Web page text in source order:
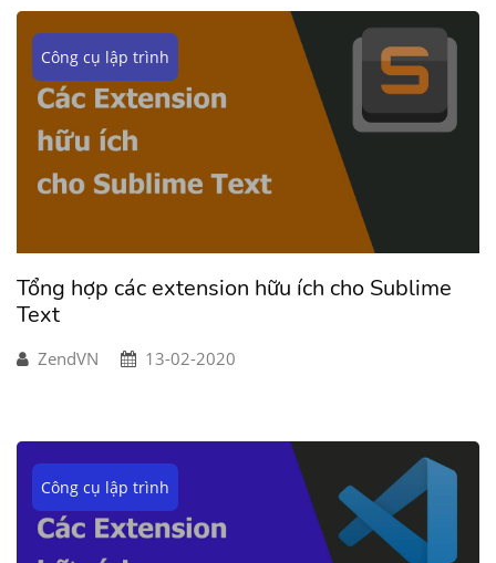
Công cụ lập trình
Tổng hợp các extension hữu ích cho Sublime
Text
ZendVN 13-02-2020
Công cụ lập trình